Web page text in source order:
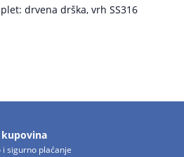
drvena drška, vrh SS316
i sigurno plaćanje